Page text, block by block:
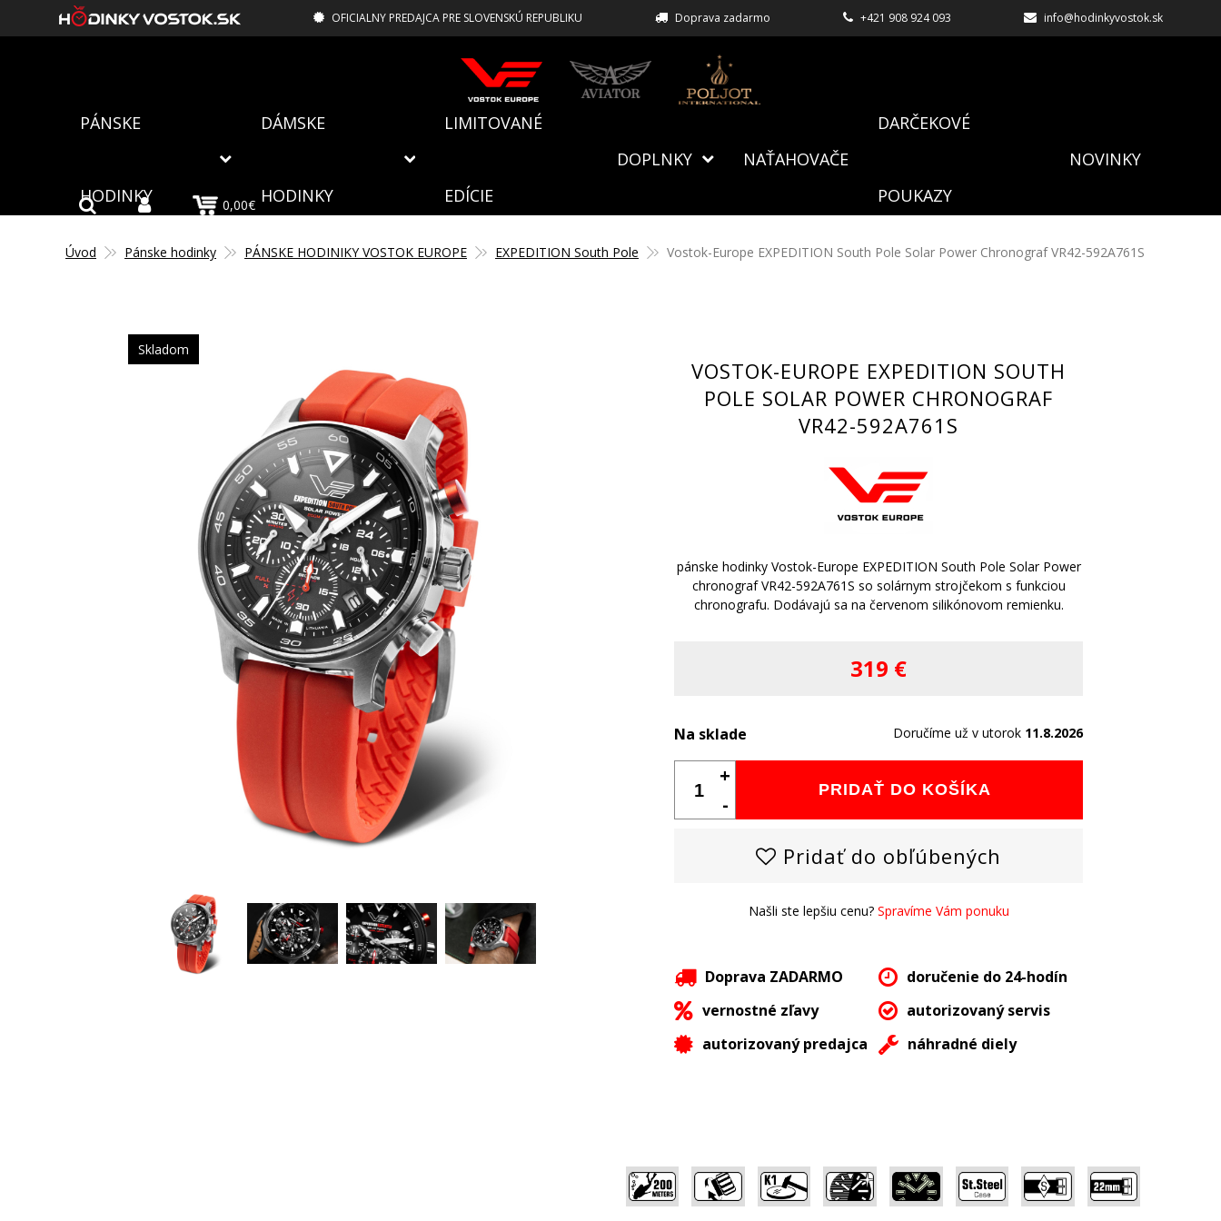
OFICIALNY PREDAJCA PRE SLOVENSKÚ REPUBLIKU Doprava zadarmo +421 908 924 093 info@hodinkyvostok.sk
PÁNSKE
HODINKY
DÁMSKE
HODINKY
LIMITOVANÉ
EDÍCIE
DOPLNKY NAŤAHOVAČE
DARČEKOVÉ
POUKAZY
NOVINKY
0,00€
Úvod Pánske hodinky PÁNSKE HODINIKY VOSTOK EUROPE EXPEDITION South Pole Vostok-Europe EXPEDITION South Pole Solar Power Chronograf VR42-592A761S
Skladom
VOSTOK-EUROPE EXPEDITION SOUTH
POLE SOLAR POWER CHRONOGRAF
VR42-592A761S
pánske hodinky Vostok-Europe EXPEDITION South Pole Solar Power
chronograf VR42-592A761S so solárnym strojčekom s funkciou
chronografu. Dodávajú sa na červenom silikónovom remienku.
319 €
Na sklade Doručíme už v utorok 11.8.2026
PRIDAŤ DO KOŠÍKA
+
-
Pridať do obľúbených
Našli ste lepšiu cenu? Spravíme Vám ponuku
Doprava ZADARMO
doručenie do 24-hodín
vernostné zľavy
autorizovaný servis
autorizovaný predajca
náhradné diely